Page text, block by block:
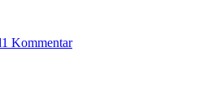
1 Kommentar509: